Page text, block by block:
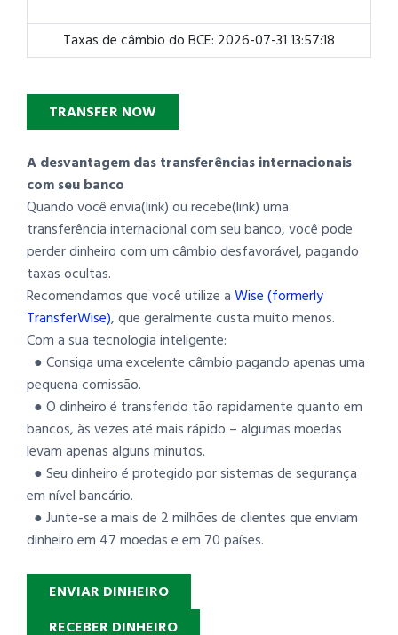
Taxas de câmbio do BCE: 2026-07-31 13:57:18
TRANSFER NOW
A desvantagem das transferências internacionais
com seu banco
Quando você envia(link) ou recebe(link) uma
transferência internacional com seu banco, você pode
perder dinheiro com um câmbio desfavorável, pagando
taxas ocultas.
Recomendamos que você utilize aWise (formerly
TransferWise), que geralmente custa muito menos.
Com a sua tecnologia inteligente:
● Consiga uma excelente câmbio pagando apenas uma
pequena comissão.
● O dinheiro é transferido tão rapidamente quanto em
bancos, às vezes até mais rápido – algumas moedas
levam apenas alguns minutos.
● Seu dinheiro é protegido por sistemas de segurança
em nível bancário.
● Junte-se a mais de 2 milhões de clientes que enviam
dinheiro em 47 moedas e em 70 países.
ENVIAR DINHEIRO
RECEBER DINHEIRO